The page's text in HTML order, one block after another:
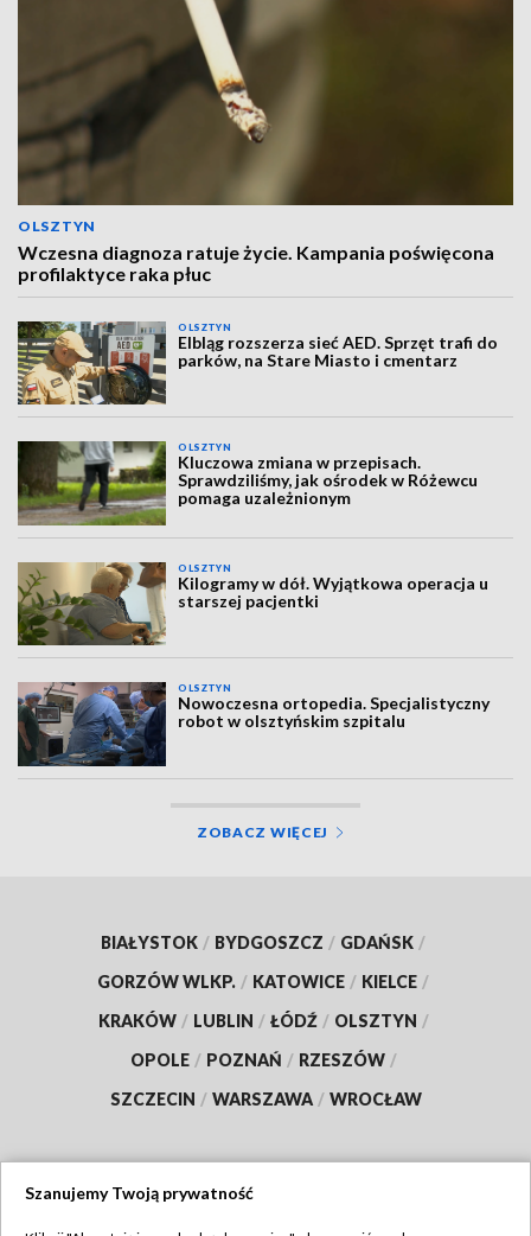
OLSZTYN
Wczesna diagnoza ratuje życie. Kampania poświęcona
profilaktyce raka płuc
OLSZTYN
Elbląg rozszerza sieć AED. Sprzęt trafi do
parków, na Stare Miasto i cmentarz
OLSZTYN
Kluczowa zmiana w przepisach.
Sprawdziliśmy, jak ośrodek w Różewcu
pomaga uzależnionym
OLSZTYN
Kilogramy w dół. Wyjątkowa operacja u
starszej pacjentki
OLSZTYN
Nowoczesna ortopedia. Specjalistyczny
robot w olsztyńskim szpitalu
ZOBACZ WIĘCEJ
BIAŁYSTOK / BYDGOSZCZ / GDAŃSK /
GORZÓW WLKP. / KATOWICE / KIELCE /
KRAKÓW / LUBLIN / ŁÓDŹ / OLSZTYN /
OPOLE / POZNAŃ / RZESZÓW /
SZCZECIN / WARSZAWA / WROCŁAW
Szanujemy Twoją prywatność